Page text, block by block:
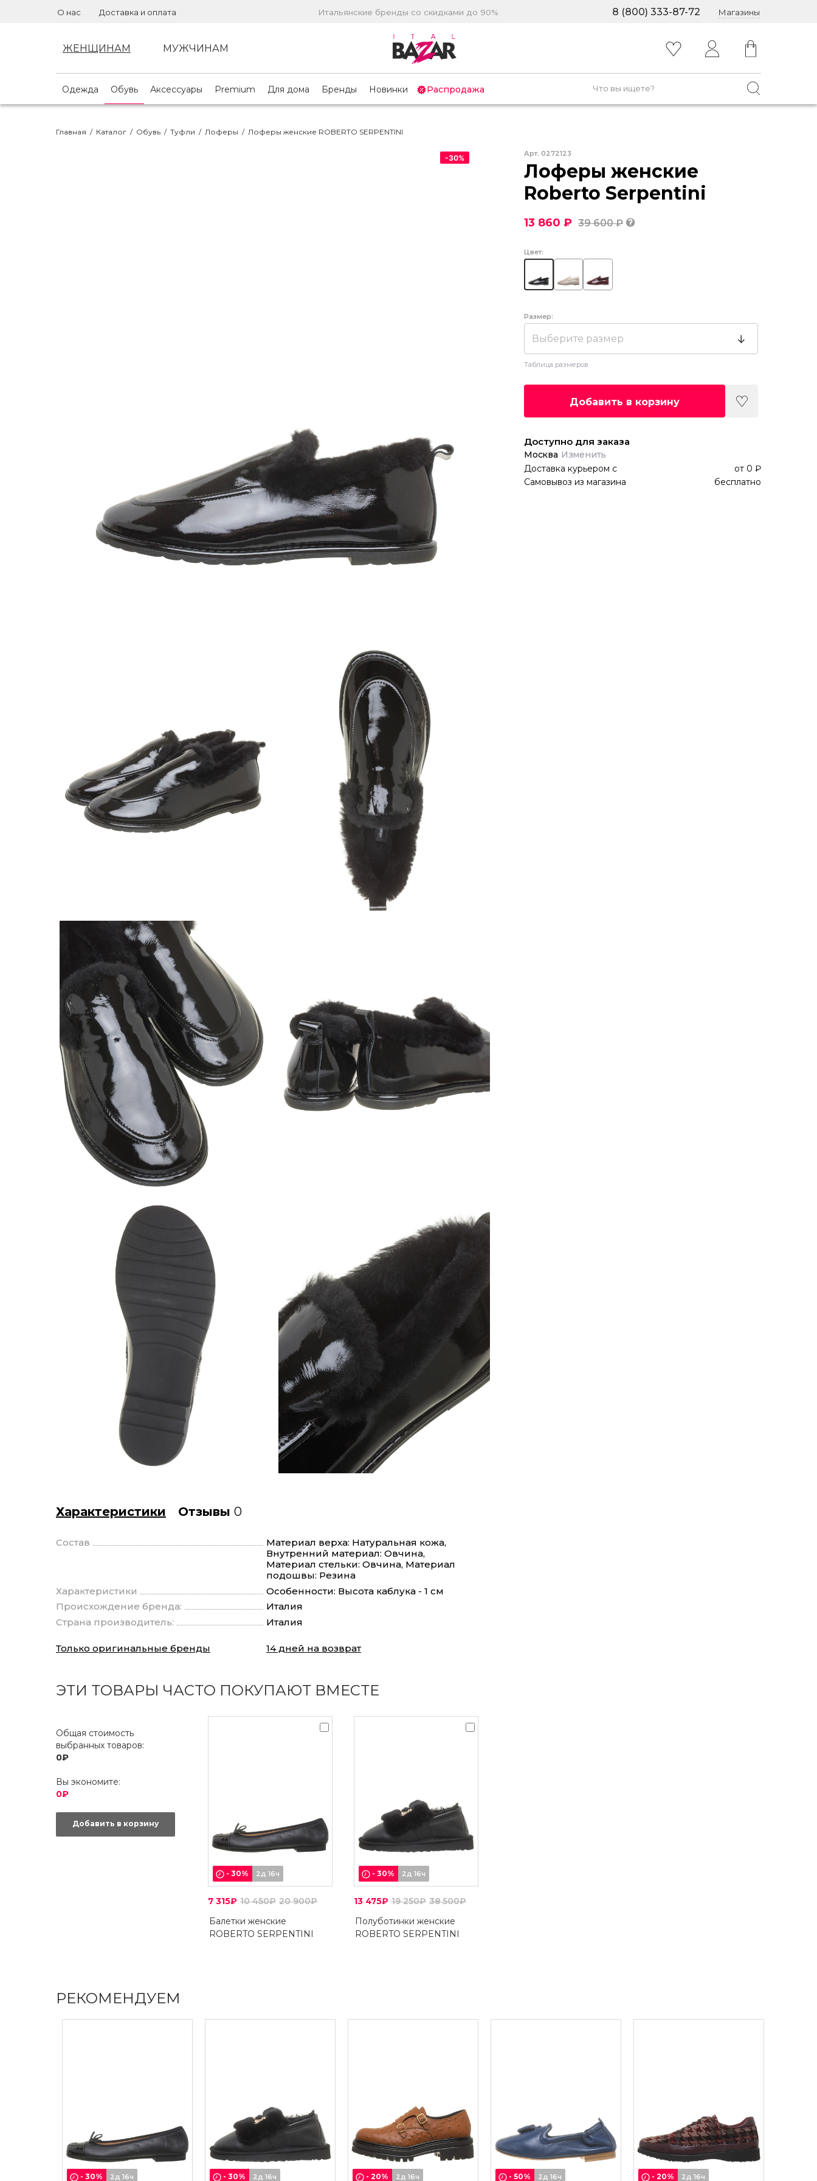
О нас Доставка и оплата Итальянские бренды со скидками до 90% 8 (800) 333-87-72 Магазины
ЖЕНЩИНАМ МУЖЧИНАМ
Одежда Обувь Аксессуары Premium Для дома Бренды Новинки Распродажа
Главная / Каталог / Обувь / Туфли / Лоферы / Лоферы женские ROBERTO SERPENTINI
-30% Арт. 0272123
Лоферы женские
Roberto Serpentini
13 860 ₽ 39 600 ₽
Цвет:
Размер:
Выберите размер
Таблица размеров
Добавить в корзину
Доступно для заказа
Москва Изменить
Доставка курьером с от 0 ₽
Самовывоз из магазина
бесплатно
Характеристики Отзывы 0
Состав
Материал верха: Натуральная кожа,
Внутренний материал: Овчина,
Материал стельки: Овчина, Материал
подошвы: Резина
Характеристики
Особенности: Высота каблука - 1 см
Происхождение бренда:
Италия
Страна производитель:
Италия
Только оригинальные бренды 14 дней на возврат
ЭТИ ТОВАРЫ ЧАСТО ПОКУПАЮТ ВМЕСТЕ
Общая стоимость
выбранных товаров:
0₽
Вы экономите:
0₽
Добавить в корзину
- 30% 2д 16ч
7 315₽ 10 450₽ 20 900₽
Балетки женские
ROBERTO SERPENTINI
- 30% 2д 16ч
13 475₽ 19 250₽ 38 500₽
Полуботинки женские
ROBERTO SERPENTINI
РЕКОМЕНДУЕМ
- 30% 2д 16ч - 30% 2д 16ч - 20% 2д 16ч - 50% 2д 16ч - 20% 2д 16ч